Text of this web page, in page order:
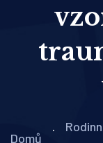
Domů